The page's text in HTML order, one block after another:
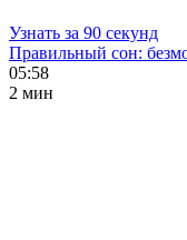
Узнать за 90 секунд
Правильный сон:
05:58
2 мин